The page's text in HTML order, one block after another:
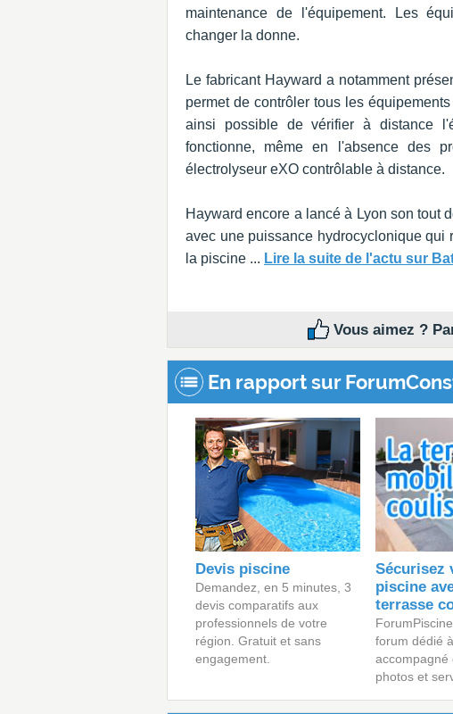
maintenance de l'équipement. Les
changer la donne.
Le fabricant Hayward a notamment
permet de contrôler tous les
ainsi possible de vérifier à distance
fonctionne, même en l'absence des
électrolyseur eXO contrôlable à distance.
Hayward encore a lancé à Lyon son tout
avec une puissance hydrocyclonique qui
la piscine ... Lire la suite de l'actu sur
Vous aimez ?
En rapport sur
Devis piscine
Demandez, en 5 minutes, 3
devis comparatifs aux
professionnels de votre
région. Gratuit et sans
engagement.
Sécurisez
piscine
terrasse
forum dédié
accompagné
photos et